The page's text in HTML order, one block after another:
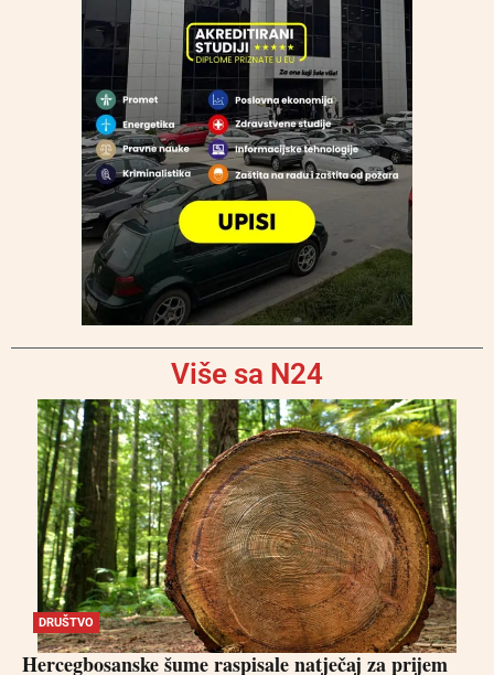
Više sa N24
DRUŠTVO
Hercegbosanske šume raspisale natječaj za prijem